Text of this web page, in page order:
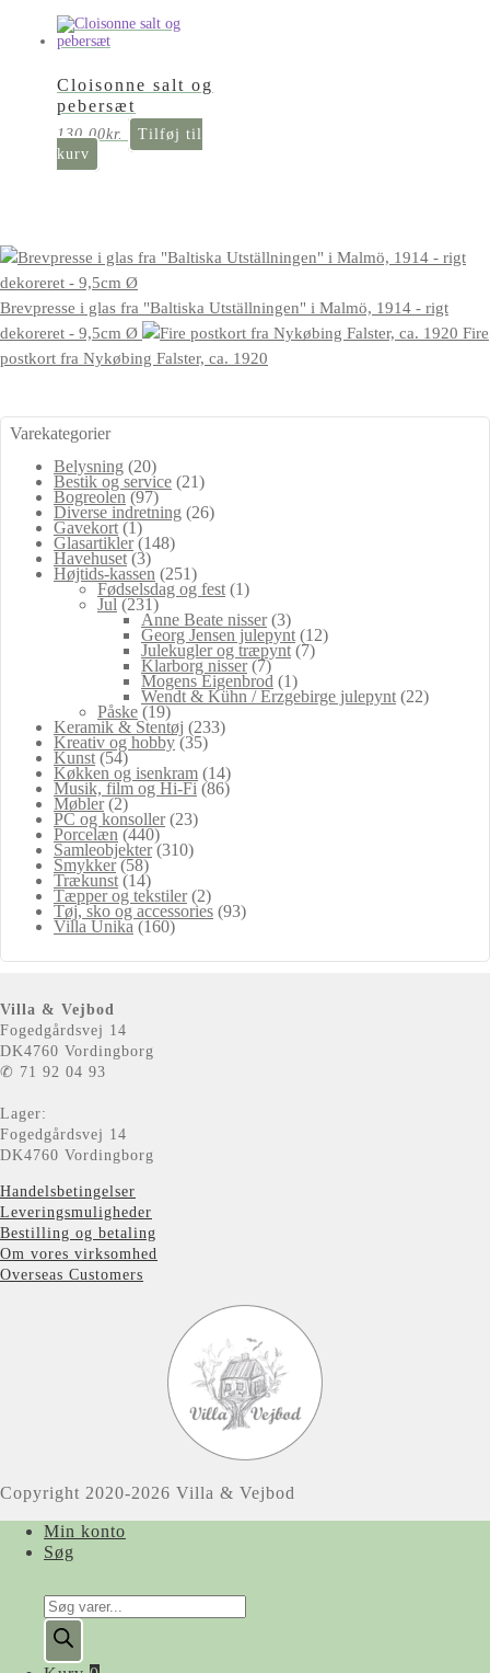
Cloisonne salt og
pebersæt
130,00kr.
Tilføj til
kurv
Brevpresse i glas fra "Baltiska Utställningen" i Malmö, 1914 - rigt
dekoreret - 9,5cm Ø
Fire
postkort fra Nykøbing Falster, ca. 1920
Varekategorier
Belysning (20)
Bestik og service (21)
Bogreolen (97)
Diverse indretning (26)
Gavekort (1)
Glasartikler (148)
Havehuset (3)
Højtids-kassen (251)
Fødselsdag og fest (1)
Jul (231)
Anne Beate nisser (3)
Georg Jensen julepynt (12)
Julekugler og træpynt (7)
Klarborg nisser (7)
Mogens Eigenbrod (1)
Wendt & Kühn / Erzgebirge julepynt (22)
Påske (19)
Keramik & Stentøj (233)
Kreativ og hobby (35)
Kunst (54)
Køkken og isenkram (14)
Musik, film og Hi-Fi (86)
Møbler (2)
PC og konsoller (23)
Porcelæn (440)
Samleobjekter (310)
Smykker (58)
Trækunst (14)
Tæpper og tekstiler (2)
Tøj, sko og accessories (93)
Villa Unika (160)
Villa & Vejbod
Fogedgårdsvej 14
DK4760 Vordingborg
✆ 71 92 04 93
Lager:
Fogedgårdsvej 14
DK4760 Vordingborg
Handelsbetingelser
Leveringsmuligheder
Bestilling og betaling
Om vores virksomhed
Overseas Customers
Copyright 2020-2026 Villa & Vejbod
Min konto
Søg
Products
search